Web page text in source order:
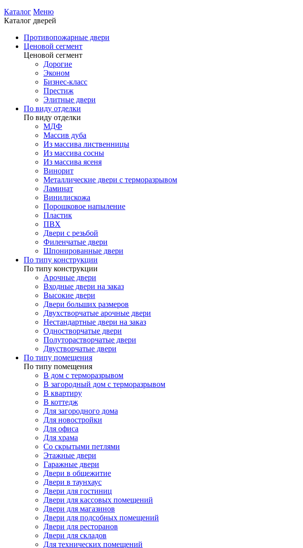
Каталог Меню
Каталог дверей
Противопожарные двери
Ценовой сегмент
Ценовой сегмент
Дорогие
Эконом
Бизнес-класс
Престиж
Элитные двери
По виду отделки
По виду отделки
МДФ
Массив дуба
Из массива лиственницы
Из массива сосны
Из массива ясеня
Винорит
Металлические двери с терморазрывом
Ламинат
Винилискожа
Порошковое напыление
Пластик
ПВХ
Двери с резьбой
Филенчатые двери
Шпонированные двери
По типу конструкции
По типу конструкции
Арочные двери
Входные двери на заказ
Высокие двери
Двери больших размеров
Двухстворчатые арочные двери
Нестандартные двери на заказ
Одностворчатые двери
Полуторастворчатые двери
Двустворчатые двери
По типу помещения
По типу помещения
В дом с терморазрывом
В загородный дом с терморазрывом
В квартиру
В коттедж
Для загородного дома
Для новостройки
Для офиса
Для храма
Со скрытыми петлями
Этажные двери
Гаражные двери
Двери в общежитие
Двери в таунхаус
Двери для гостиниц
Двери для кассовых помещений
Двери для магазинов
Двери для подсобных помещений
Двери для ресторанов
Двери для складов
Для технических помещений